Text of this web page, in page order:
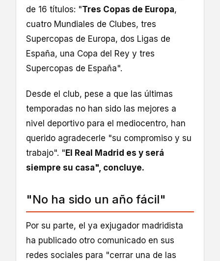
de 16 títulos: "Tres Copas de Europa,
cuatro Mundiales de Clubes, tres
Supercopas de Europa, dos Ligas de
España, una Copa del Rey y tres
Supercopas de España".
Desde el club, pese a que las últimas
temporadas no han sido las mejores a
nivel deportivo para el mediocentro, han
querido agradecerle "su compromiso y su
trabajo". " El Real Madrid es y será
siempre su casa", concluye.
"No ha sido un año fácil"
Por su parte, el ya exjugador madridista
ha publicado otro comunicado en sus
redes sociales para "cerrar una de las